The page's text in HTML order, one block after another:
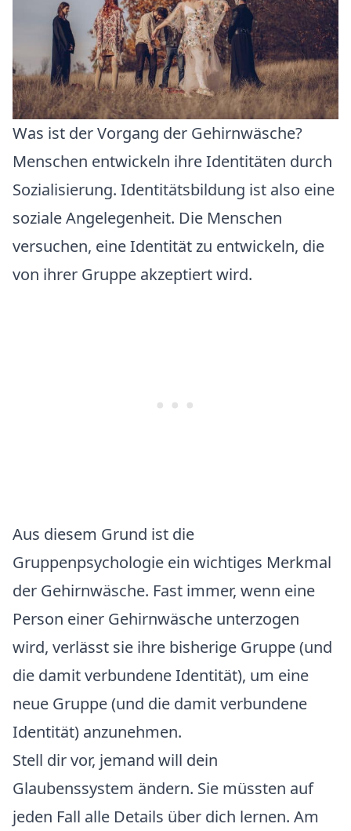
Was ist der Vorgang der Gehirnwäsche?
Menschen entwickeln ihre Identitäten durch
Sozialisierung. Identitätsbildung ist also eine
soziale Angelegenheit. Die Menschen
versuchen, eine Identität zu entwickeln, die
von ihrer Gruppe akzeptiert wird.
Aus diesem Grund ist die
Gruppenpsychologie ein wichtiges Merkmal
der Gehirnwäsche. Fast immer, wenn eine
Person einer Gehirnwäsche unterzogen
wird, verlässt sie ihre bisherige Gruppe (und
die damit verbundene Identität), um eine
neue Gruppe (und die damit verbundene
Identität) anzunehmen.
Stell dir vor, jemand will dein
Glaubenssystem ändern. Sie müssten auf
jeden Fall alle Details über dich lernen. Am